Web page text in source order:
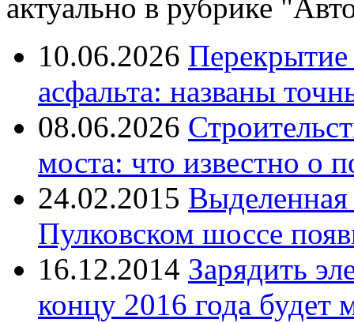
актуально в рубрике
10.06.2026 Перекрытие
асфальта: названы
08.06.2026
моста: что известно о
24.02.2015 Выделенная
Пулковском шоссе
16.12.2014 Зарядить
концу 2016 года